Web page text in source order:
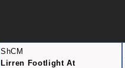
ShCM
Lirren Footlight At